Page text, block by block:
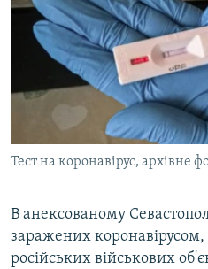
СПЕЦПРОЕКТИ
ДЕПОРТАЦІЯ
ВІДЕОУРОКИ «ELIFBE»
СВІДЧЕННЯ ОКУПАЦІЇ
УКРАЇНСЬКА ПРОБЛЕМА КРИМУ
ІНФОГРАФІКА
ЯК ОБІЙТИ БЛОКУВАННЯ
Русский
Qırımtatar
ДОЛУЧАЙСЯ!
Усі сайти RFE/RL
Тест на коронавірус, архівне
В анексованому
заражених коронавірусом,
російських військових